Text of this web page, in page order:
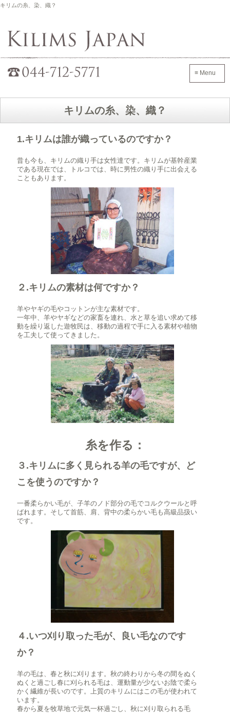
キリムの糸、染、織？
≡ Menu
キリムの糸、染、織？
1.キリムは誰が織っているのですか？
昔も今も、キリムの織り手は女性達です。キリムが基幹産業
である現在では、トルコでは、時に男性の織り手に出会える
こともあります。
２.キリムの素材は何ですか？
羊やヤギの毛やコットンが主な素材です。
一年中、羊やヤギなどの家畜を連れ、水と草を追い求めて移
動を繰り返した遊牧民は、移動の過程で手に入る素材や植物
を工夫して使ってきました。
糸を作る：
３.キリムに多く見られる羊の毛ですが、ど
こを使うのですか？
一番柔らかい毛が、子羊のノド部分の毛でコルクウールと呼
ばれます。そして首筋、肩、背中の柔らかい毛も高級品扱い
です。
４.いつ刈り取った毛が、良い毛なのです
か？
羊の毛は、春と秋に刈ります。秋の終わりから冬の間をぬく
ぬくと過ごし春に刈られる毛は、運動量が少ないお陰で柔ら
かく繊維が長いのです。上質のキリムにはこの毛が使われて
います。
春から夏を牧草地で元気一杯過ごし、秋に刈り取られる毛